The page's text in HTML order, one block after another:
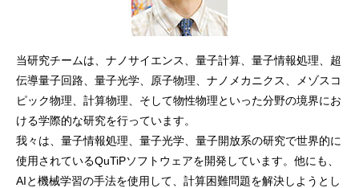
当研究チームは、ナノサイエンス、量子計算、量子情報処理、超
伝導量子回路、量子光学、原子物理、ナノメカニクス、メゾスコ
ピック物理、計算物理、そして物性物理といった分野の境界にお
ける学際的な研究を行っています。
我々は、量子情報処理、量子光学、量子開放系の研究で世界的に
使用されているQuTiPソフトウェアを開発しています。他にも、
AIと機械学習の手法を使用して、計算困難問題を解決しようとし